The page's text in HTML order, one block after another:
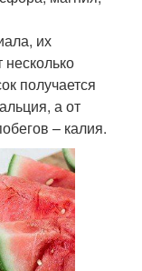
их
получается
а от
– калия.